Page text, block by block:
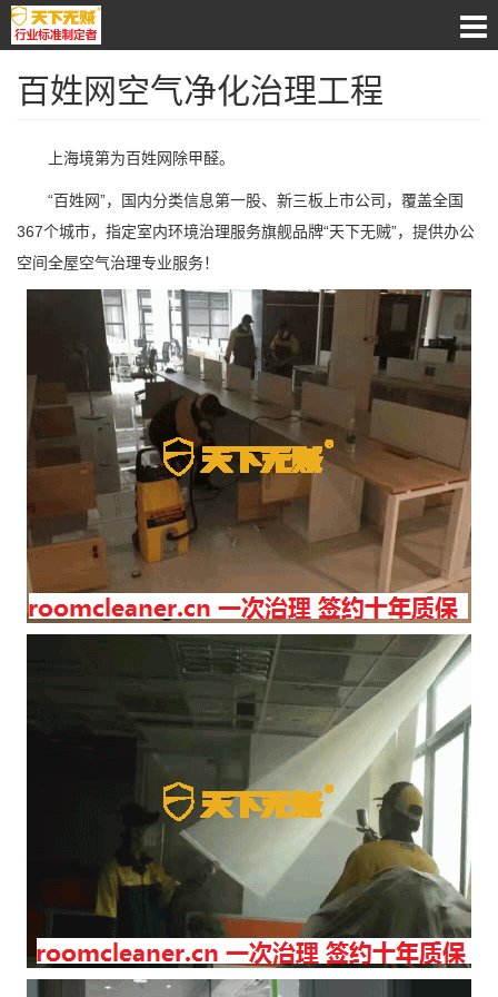
百姓网空气净化治理工程
上海境第为百姓网除甲醛。
“百姓网”，国内分类信息第一股、新三板上市公司，覆盖全国
367个城市，指定室内环境治理服务旗舰品牌“天下无贼”，提供办公
空间全屋空气治理专业服务！